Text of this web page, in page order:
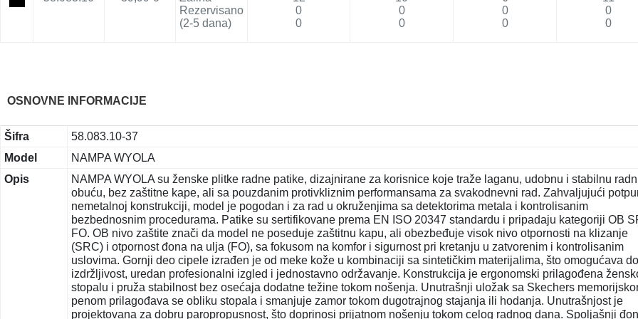
Rezervisano
(2-5 dana)
0
0
0
0
0
0
0
0
OSNOVNE INFORMACIJE
Šifra
58.083.10-37
Model
NAMPA WYOLA
Opis
NAMPA WYOLA su ženske plitke radne patike, dizajnirane za korisnice koje traže laganu, udobnu i stabilnu
obuću, bez zaštitne kape, ali sa pouzdanim protivkliznim performansama za svakodnevni rad. Zahvaljujući
nemetalnoj konstrukciji, model je pogodan i za rad u okruženjima sa detektorima metala i kontrolisanim
bezbednosnim procedurama. Patike su sertifikovane prema EN ISO 20347 standardu i pripadaju kategoriji OB
FO. OB nivo zaštite znači da model ne poseduje zaštitnu kapu, ali obezbeđuje visok nivo otpornosti na klizanje
(SRC) i otpornost đona na ulja (FO), sa fokusom na komfor i sigurnost pri kretanju u zatvorenim i kontrolisanim
uslovima. Gornji deo cipele izrađen je od meke kože u kombinaciji sa sintetičkim materijalima, što omogućava
izdržljivost, uredan profesionalni izgled i jednostavno održavanje. Konstrukcija je ergonomski prilagođena
stopalu i pruža stabilnost bez osećaja dodatne težine tokom nošenja. Unutrašnji uložak sa Skechers
penom prilagođava se obliku stopala i smanjuje zamor tokom dugotrajnog stajanja ili hodanja. Unutrašnjost je
projektovana za dobru paropropusnost, što doprinosi prijatnom nošenju tokom celog radnog dana. Spoljašnji